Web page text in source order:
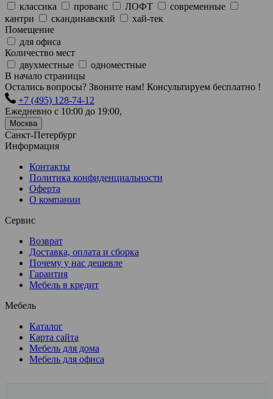
классика
прованс ЛОФТ
современные
кантри
скандинавский
хай-тек
Помещение
для офиса
Количество мест
двухместные
одноместные
В начало страницы
Остались вопросы? Звоните нам! Консультируем бесплатно !
+7 (495) 128-74-12
Ежедневно с 10:00 до 19:00,
Москва
Санкт-Петербург
Информация
Контакты
Политика конфиденциальности
Оферта
О компании
Сервис
Возврат
Доставка, оплата и сборка
Почему у нас дешевле
Гарантия
Мебель в кредит
Мебель
Каталог
Карта сайта
Мебель для дома
Мебель для офиса